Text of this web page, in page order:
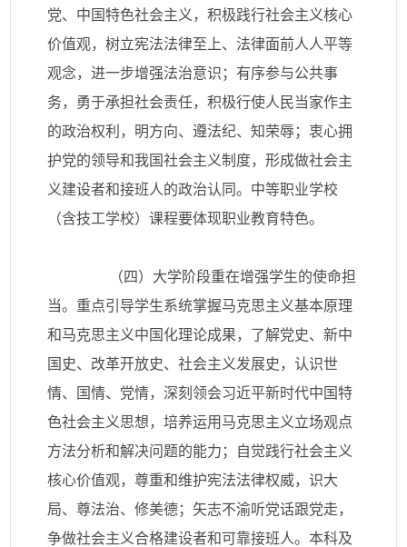
党、中国特色社会主义，积极践行社会主义核心
价值观，树立宪法法律至上、法律面前人人平等
观念，进一步增强法治意识；有序参与公共事
务，勇于承担社会责任，积极行使人民当家作主
的政治权利，明方向、遵法纪、知荣辱；衷心拥
护党的领导和我国社会主义制度，形成做社会主
义建设者和接班人的政治认同。中等职业学校
（含技工学校）课程要体现职业教育特色。
（四）大学阶段重在增强学生的使命担
当。重点引导学生系统掌握马克思主义基本原理
和马克思主义中国化理论成果，了解党史、新中
国史、改革开放史、社会主义发展史，认识世
情、国情、党情，深刻领会习近平新时代中国特
色社会主义思想，培养运用马克思主义立场观点
方法分析和解决问题的能力；自觉践行社会主义
核心价值观，尊重和维护宪法法律权威，识大
局、尊法治、修美德；矢志不渝听党话跟党走，
争做社会主义合格建设者和可靠接班人。本科及